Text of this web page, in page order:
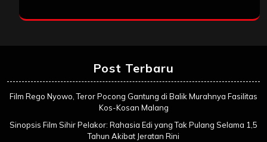
Post Terbaru
Film Rego Nyowo, Teror Pocong Gantung di Balik Murahnya Fasilitas
Kos-Kosan Malang
Sinopsis Film Sihir Pelakor: Rahasia Edi yang Tak Pulang Selama 1,5
Tahun Akibat Jeratan Rini